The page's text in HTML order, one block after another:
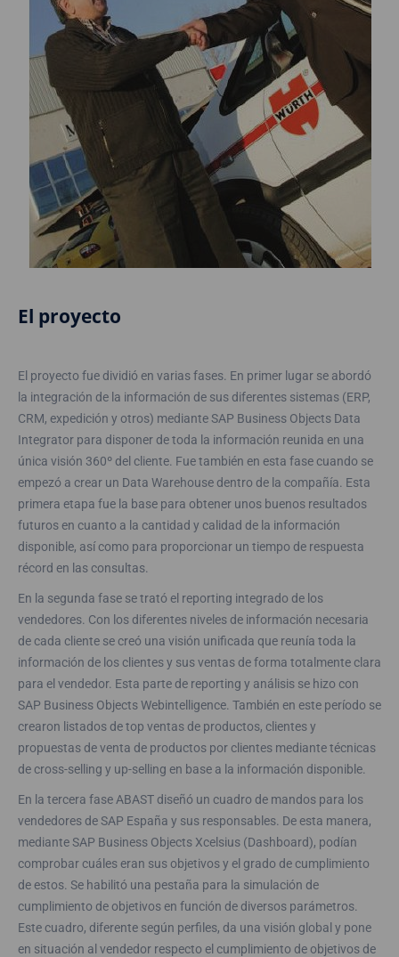
El proyecto
El proyecto fue dividió en varias fases. En primer lugar se abordó
la integración de la información de sus diferentes sistemas (ERP,
CRM, expedición y otros) mediante SAP Business Objects Data
Integrator para disponer de toda la información reunida en una
única visión 360º del cliente. Fue también en esta fase cuando se
empezó a crear un Data Warehouse dentro de la compañía. Esta
primera etapa fue la base para obtener unos buenos resultados
futuros en cuanto a la cantidad y calidad de la información
disponible, así como para proporcionar un tiempo de respuesta
récord en las consultas.
En la segunda fase se trató el reporting integrado de los
vendedores. Con los diferentes niveles de información necesaria
de cada cliente se creó una visión unificada que reunía toda la
información de los clientes y sus ventas de forma totalmente clara
para el vendedor. Esta parte de reporting y análisis se hizo con
SAP Business Objects Webintelligence. También en este período se
crearon listados de top ventas de productos, clientes y
propuestas de venta de productos por clientes mediante técnicas
de cross-selling y up-selling en base a la información disponible.
En la tercera fase ABAST diseñó un cuadro de mandos para los
vendedores de SAP España y sus responsables. De esta manera,
mediante SAP Business Objects Xcelsius (Dashboard), podían
comprobar cuáles eran sus objetivos y el grado de cumplimiento
de estos. Se habilitó una pestaña para la simulación de
cumplimiento de objetivos en función de diversos parámetros.
Este cuadro, diferente según perfiles, da una visión global y pone
en situación al vendedor respecto el cumplimiento de objetivos de